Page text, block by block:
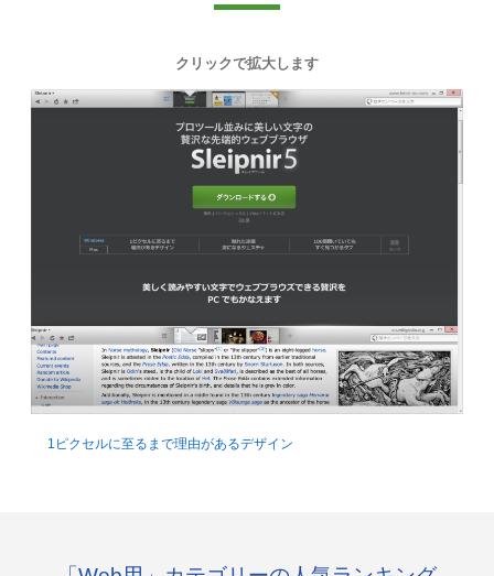
クリックで拡大します
1ピクセルに至るまで理由があるデザイン